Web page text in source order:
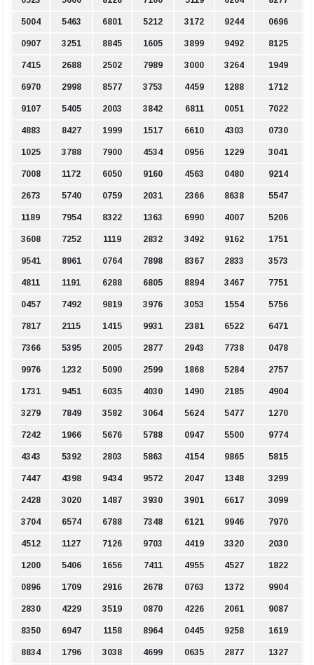
5004 5463 6801 5212 3172 9244 0696
0907 3251 8845 1605 3899 9492 8125
7415 2688 2502 7989 3000 3264 1949
6970 2998 8577 3753 4459 1288 1712
9107 5405 2003 3842 6811 0051 7022
4883 8427 1999 1517 6610 4303 0730
1025 3788 7900 4534 0956 1229 3041
7008 1172 6050 9160 4563 0480 9214
2673 5740 0759 2031 2366 8638 5547
1189 7954 8322 1363 6990 4007 5206
3608 7252 1119 2832 3492 9162 1751
9541 8961 0764 7898 8367 2833 3573
4811 1191 6288 6805 8894 3467 7751
0457 7492 9819 3976 3053 1554 5756
7817 2115 1415 9931 2381 6522 6471
7366 5395 2005 2877 2943 7738 0478
9976 1232 5090 2599 1868 5284 2757
1731 9451 6035 4030 1490 2185 4904
3279 7849 3582 3064 5624 5477 1270
7242 1966 5676 5788 0947 5500 9774
4343 5392 2803 5863 4154 9865 5815
7447 4398 9434 9572 2047 1348 3299
2428 3020 1487 3930 3901 6617 3099
3704 6574 6788 7348 6121 9946 7970
4512 1127 7126 9703 4419 3320 2030
1200 5406 1656 7411 4955 4527 1822
0896 1709 2916 2678 0763 1372 9904
2830 4229 3519 0870 4226 2061 9087
8350 6947 1158 8964 0445 9258 1619
8834 1796 3038 4699 0635 2877 1327